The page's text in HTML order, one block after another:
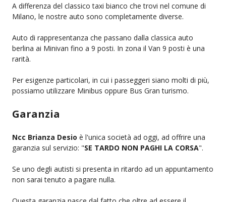
A differenza del classico taxi bianco che trovi nel comune di
Milano, le nostre auto sono completamente diverse.
Auto di rappresentanza che passano dalla classica auto
berlina ai Minivan fino a 9 posti. In zona il Van 9 posti è una
rarità.
Per esigenze particolari, in cui i passeggeri siano molti di più,
possiamo utilizzare Minibus oppure Bus Gran turismo.
Garanzia
Ncc Brianza Desio è l'unica società ad oggi, ad offrire una
garanzia sul servizio: "SE TARDO NON PAGHI LA CORSA".
Se uno degli autisti si presenta in ritardo ad un appuntamento
non sarai tenuto a pagare nulla.